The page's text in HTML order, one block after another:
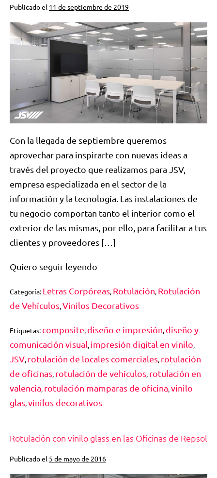
Publicado el 11 de septiembre de 2019
Con la llegada de septiembre queremos
aprovechar para inspirarte con nuevas ideas a
través del proyecto que realizamos para JSV,
empresa especializada en el sector de la
información y la tecnología. Las instalaciones de
tu negocio comportan tanto el interior como el
exterior de las mismas, por ello, para facilitar a tus
clientes y proveedores […]
Quiero seguir leyendo
Categoría: Letras Corpóreas, Rotulación, Rotulación
de Vehículos,Vinilos Decorativos
Etiquetas: composite, diseño e impresión, diseño y
comunicación visual, impresión digital en vinilo,
JSV, rotulación de locales comerciales, rotulación
de oficinas, rotulación de vehículos, rotulación en
valencia, rotulación mamparas de oficina,vinilo
glas,vinilos decorativos
Rotulación con vinilo glass en las Oficinas de Repsol
Publicado el 5 de mayo de 2016